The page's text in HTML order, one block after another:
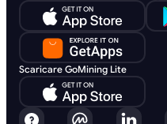
Scaricare GoMining Lite